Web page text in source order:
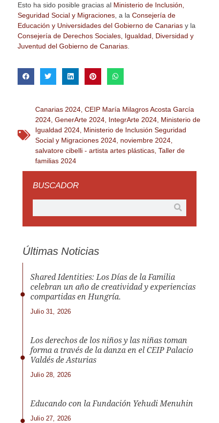
Esto ha sido posible gracias al Ministerio de Inclusión,
Seguridad Social y Migraciones, a la Consejería de
Educación y Universidades del Gobierno de Canariasy la
Consejería de Derechos Sociales, Igualdad, Diversidad y
Juventud del Gobierno de Canarias.
Canarias 2024, CEIP María Milagros Acosta García
2024, GenerArte 2024, IntegrArte 2024, Ministerio de
Igualdad 2024, Ministerio de Inclusión Seguridad
Social y Migraciones 2024, noviembre 2024,
salvatore cibelli - artista artes plásticas, Taller de
familias 2024
BUSCADOR
Últimas Noticias
Shared Identities: Los Días de la Familia
celebran un año de creatividad y experiencias
compartidas en Hungría.
Julio 31, 2026
Los derechos de los niños y las niñas toman
forma a través de la danza en el CEIP Palacio
Valdés de Asturias
Julio 28, 2026
Educando con la Fundación Yehudi Menuhin
Julio 27, 2026